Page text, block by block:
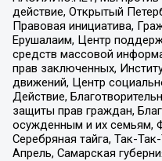
действие, Открытый
Правовая инициатива,
Ерушалаим, Центр
средств массовой
прав заключенных,
движений, Центр
Действие,
защиты прав граждан,
осужденным и их семьям,
Серебряная тайга, Так-
Апрель, Самарская